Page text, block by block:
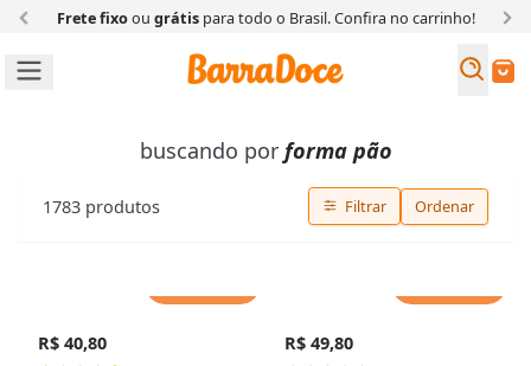
Frete fixoou grátispara todo o Brasil. Confira no carrinho!
Buscar
buscando porforma pão
1783 produtos Filtrar Ordenar
R$ 40,80 R$ 49,80